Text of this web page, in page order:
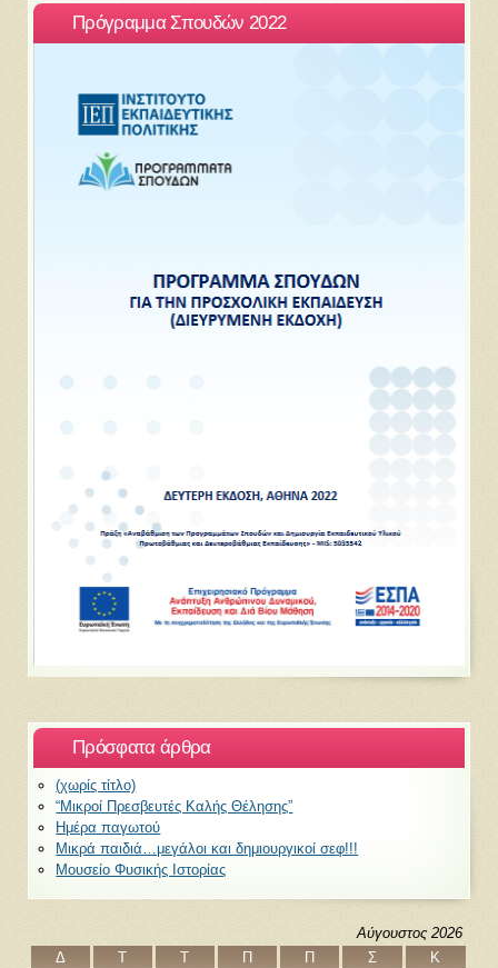
Πρόγραμμα Σπουδών 2022
Πρόσφατα άρθρα
(χωρίς τίτλο)
“Μικροί Πρεσβευτές Καλής Θέλησης”
Ημέρα παγωτού
Μικρά παιδιά…μεγάλοι και δημιουργικοί σεφ!!!
Μουσείο Φυσικής Ιστορίας
Αύγουστος 2026
Δ
Τ Τ Π Π Σ
Κ